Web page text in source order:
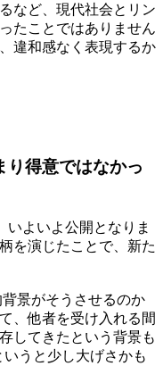
など、現代社会とリン
たことではありません
違和感なく表現するか
り得意ではなかっ
よいよ公開となりま
を演じたことで、新た
景がそうさせるのか
、他者を受け入れる間
してきたという背景も
うと少し大げさかも